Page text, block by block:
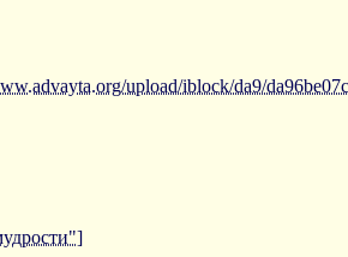
upload/iblock/da9/